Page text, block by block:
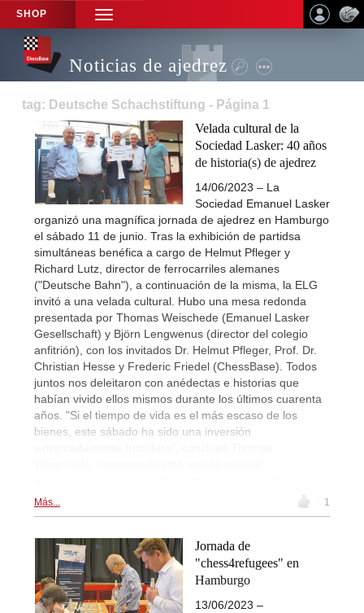
SHOP
TOGGLE
NAVIGATION
Noticias de ajedrez
tag: Deutsche Schachstiftung - Página 1
Velada cultural de la
Sociedad Lasker: 40 años
de historia(s) de ajedrez
14/06/2023 – La
Sociedad Emanuel Lasker
organizó una magnífica jornada de ajedrez en Hamburgo
el sábado 11 de junio. Tras la exhibición de partidsa
simultáneas benéfica a cargo de Helmut Pfleger y
Richard Lutz, director de ferrocarriles alemanes
("Deutsche Bahn"), a continuación de la misma, la ELG
invitó a una velada cultural. Hubo una mesa redonda
presentada por Thomas Weischede (Emanuel Lasker
Gesellschaft) y Björn Lengwenus (director del colegio
anfitrión), con los invitados Dr. Helmut Pfleger, Prof. Dr.
Christian Hesse y Frederic Friedel (ChessBase). Todos
juntos nos deleitaron con anédectas e historias que
habían vivido ellos mismos durante los últimos cuarenta
años. "Si el tiempo de vida es el más escaso de los
bienes, este sábado ha sido una inversión
Más... 1
Jornada de
"chess4refugees" en
Hamburgo
13/06/2023 –